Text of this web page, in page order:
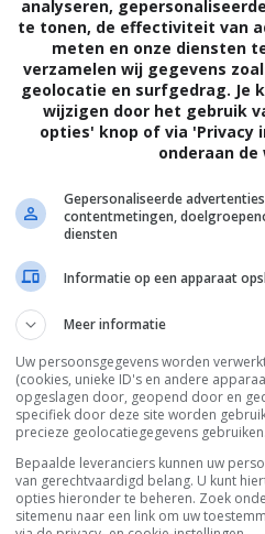
het bloed zit. Zijn enige rivaal
Racen is een famil...
analyseren,
te tonen, de effectiviteit van
meten en onze diensten
verzamelen wij gegevens
geolocatie en surfgedrag. Je
wijzigen door het gebruik
opties' knop of via 'Privacy
onderaan de
Gepersonaliseerde
contentmetingen,
diensten
Informatie op een apparaat
Meer informatie
Uw persoonsgegevens worden
(cookies, unieke ID's en andere
opgeslagen door, geopend door en
specifiek door deze site worden
precieze geolocatiegegevens gebruiken.
Bepaalde leveranciers kunnen uw
van gerechtvaardigd belang. U kunt
opties hieronder te beheren. Zoek
sitemenu naar een link om uw